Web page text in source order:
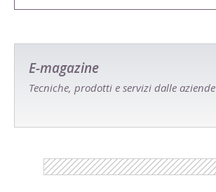
E-magazine
Tecniche, prodotti e servizi dalle aziende